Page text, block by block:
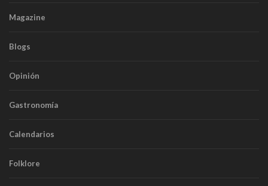
Magazine
Blogs
Opinión
Gastronomía
Calendarios
Folklore